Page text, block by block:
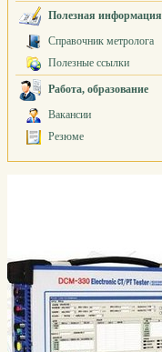
Полезная информация
Справочник метролога
Полезные ссылки
Работа, образование
Вакансии
Резюме